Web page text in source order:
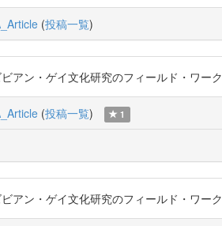
(投稿一覧)
アン・ゲイ文化研究のフィールド・ワ
(投稿一覧) 1
アン・ゲイ文化研究のフィールド・ワ